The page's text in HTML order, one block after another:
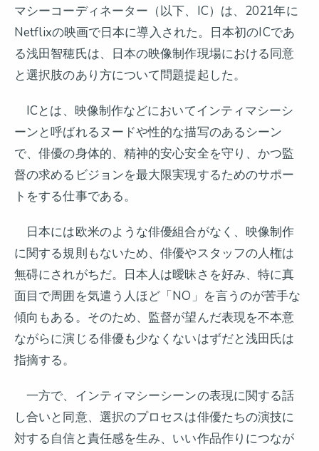
マシーコーディネーター（以下、IC）は、2021年に
Netflixの映画で日本に導入された。日本初のICであ
る浅田智穂氏は、日本の映像制作現場における同意
と選択肢のあり方について問題提起した。
ICとは、映像制作などにおいてインティマシーシ
ーンと呼ばれるヌードや性的な描写のあるシーン
で、俳優の身体的、精神的安心安全を守り、かつ監
督の求めるビジョンを最大限実現するためのサポー
トをする仕事である。
日本には欧米のような俳優組合がなく、映像制作
に関する規則もないため、俳優やスタッフの人権は
無碍にされがちだ。日本人は曖昧さを好み、特に真
面目で周囲を気遣う人ほど「NO」を言うのが苦手な
傾向もある。そのため、監督が望んだ表現を不本意
ながらに演じる俳優も少なくないはずだと浅田氏は
指摘する。
一方で、インティマシーシーンの表現に関する話
し合いと同意、選択のプロセスは俳優たちの演技に
対する自信と責任感を生み、いい作品作りにつなが